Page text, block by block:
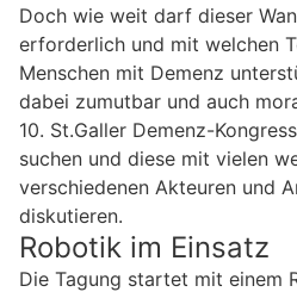
Doch wie weit darf dieser
erforderlich und mit welchen
Menschen mit Demenz
dabei zumutbar und auch
10. St.Galler Demenz-
suchen und diese mit vielen
verschiedenen Akteuren und
diskutieren.
Robotik im Einsatz
Die Tagung startet mit einem